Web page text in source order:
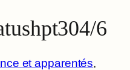
6
et apparentés